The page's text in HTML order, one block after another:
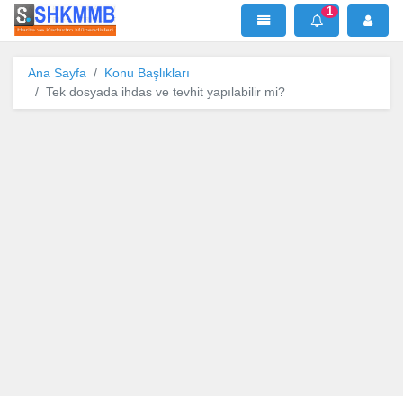
SHKMMB MenÜ Mesaj
1
Ana Sayfa
Konu Başlıkları
Tek dosyada ihdas ve tevhit yapılabilir mi?